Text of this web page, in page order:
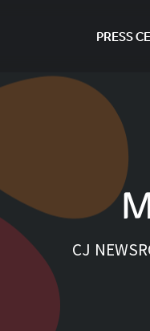
PRESS
CJ